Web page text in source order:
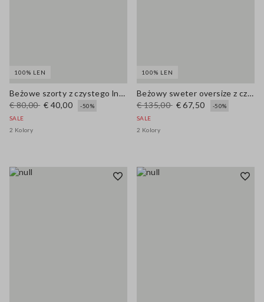
100% LEN
Beżowe szorty z czystego lnu, krój regular
€ 80,00 € 40,00
-50%
SALE
2 Kolory
100% LEN
Beżowy sweter oversize z czystego lnu z głębokim dekoltem V
€ 135,00 € 67,50
-50%
SALE
2 Kolory